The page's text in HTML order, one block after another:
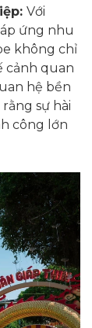
Với
ứng nhu
không chỉ
cảnh quan
hệ bền
sự hài
công lớn